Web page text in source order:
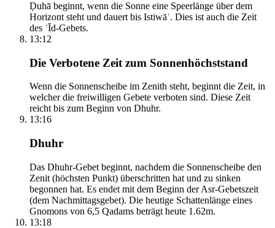
Ḍuhā beginnt, wenn die Sonne eine Speerlänge über dem
Horizont steht und dauert bis Istiwāʾ. Dies ist auch die Zeit
des ʿĪd-Gebets.
13:12
Die Verbotene Zeit zum Sonnenhöchststand
Wenn die Sonnenscheibe im Zenith steht, beginnt die Zeit, in
welcher die freiwilligen Gebete verboten sind. Diese Zeit
reicht bis zum Beginn von Dhuhr.
13:16
Dhuhr
Das Dhuhr-Gebet beginnt, nachdem die Sonnenscheibe den
Zenit (höchsten Punkt) überschritten hat und zu sinken
begonnen hat. Es endet mit dem Beginn der Asr-Gebetszeit
(dem Nachmittagsgebet). Die heutige Schattenlänge eines
Gnomons von 6,5 Qadams beträgt heute 1.62m.
13:18